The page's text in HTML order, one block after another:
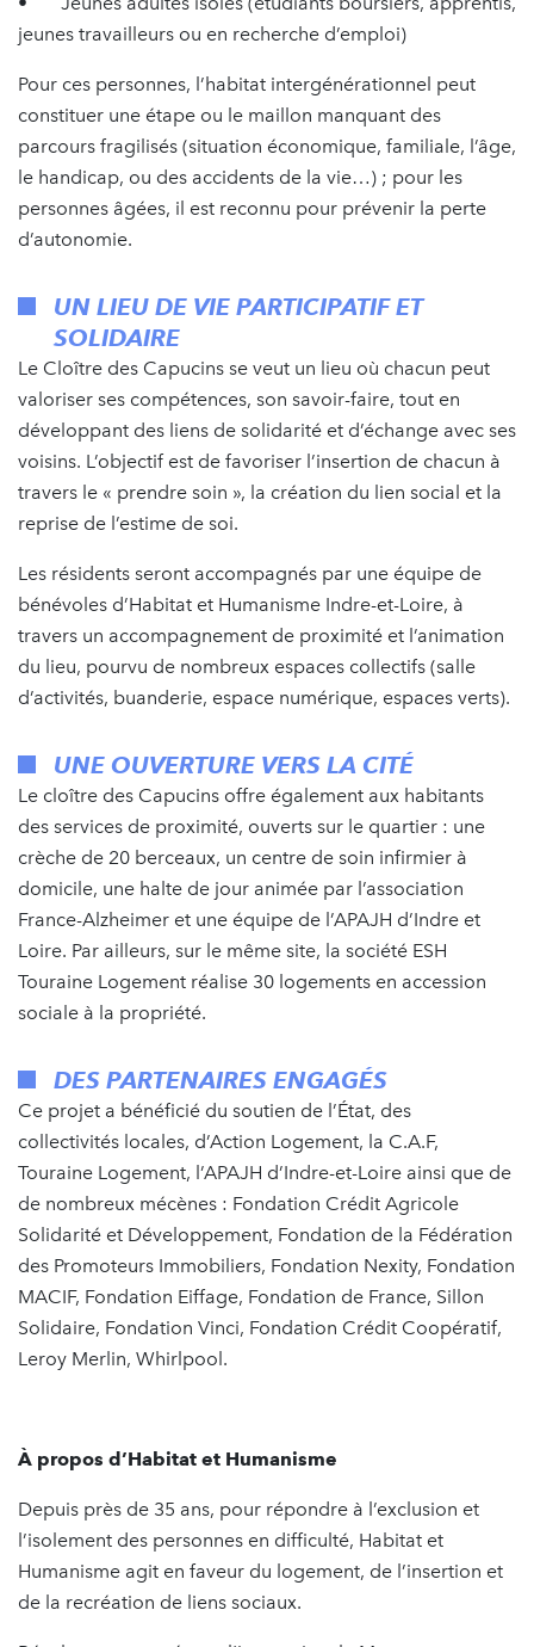
jeunes travailleurs ou en recherche d’emploi)
Pour ces personnes, l’habitat intergénérationnel peut
constituer une étape ou le maillon manquant des
parcours fragilisés (situation économique, familiale, l’âge,
le handicap, ou des accidents de la vie…) ; pour les
personnes âgées, il est reconnu pour prévenir la perte
d’autonomie.
UN LIEU DE VIE PARTICIPATIF ET
SOLIDAIRE
Le Cloître des Capucins se veut un lieu où chacun peut
valoriser ses compétences, son savoir-faire, tout en
développant des liens de solidarité et d’échange avec ses
voisins. L’objectif est de favoriser l’insertion de chacun à
travers le « prendre soin », la création du lien social et la
reprise de l’estime de soi.
Les résidents seront accompagnés par une équipe de
bénévoles d’Habitat et Humanisme Indre-et-Loire, à
travers un accompagnement de proximité et l’animation
du lieu, pourvu de nombreux espaces collectifs (salle
d’activités, buanderie, espace numérique, espaces verts).
UNE OUVERTURE VERS LA CITÉ
Le cloître des Capucins offre également aux habitants
des services de proximité, ouverts sur le quartier : une
crèche de 20 berceaux, un centre de soin infirmier à
domicile, une halte de jour animée par l’association
France-Alzheimer et une équipe de l’APAJH d’Indre et
Loire. Par ailleurs, sur le même site, la société ESH
Touraine Logement réalise 30 logements en accession
sociale à la propriété.
DES PARTENAIRES ENGAGÉS
Ce projet a bénéficié du soutien de l’État, des
collectivités locales, d’Action Logement, la C.A.F,
Touraine Logement, l’APAJH d’Indre-et-Loire ainsi que de
de nombreux mécènes : Fondation Crédit Agricole
Solidarité et Développement, Fondation de la Fédération
des Promoteurs Immobiliers, Fondation Nexity, Fondation
MACIF, Fondation Eiffage, Fondation de France, Sillon
Solidaire, Fondation Vinci, Fondation Crédit Coopératif,
Leroy Merlin, Whirlpool.
À propos d’Habitat et Humanisme
Depuis près de 35 ans, pour répondre à l’exclusion et
l’isolement des personnes en difficulté, Habitat et
Humanisme agit en faveur du logement, de l’insertion et
de la recréation de liens sociaux.